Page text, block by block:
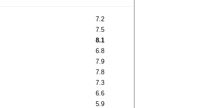
7.2
7.5
8.1
6.8
7.9
7.8
7.3
6.6
5.9